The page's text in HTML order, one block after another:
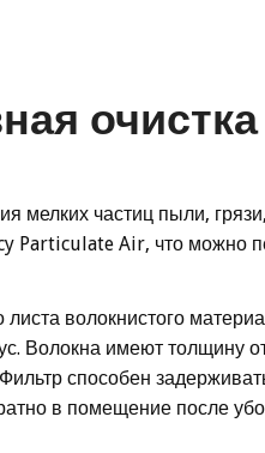
очистка
мелких частиц пыли,
Particulate Air, что можно
волокнистого
Волокна имеют толщину
способен
в помещение после